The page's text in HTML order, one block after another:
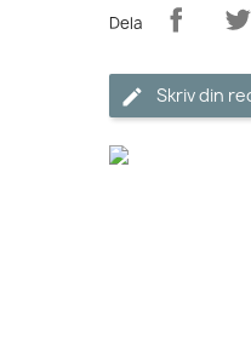
Dela
Skriv din